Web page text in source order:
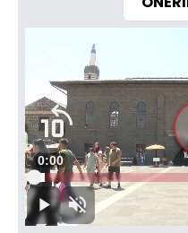
OynatSesi
Aç
Süre
0:00
Yüklendi:
3.12%